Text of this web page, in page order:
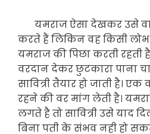
यमराज ऐसा देखकर उसे
करते हैं लिकिन वह किसी
यमराज की पिछा करती रहती
वरदान देकर छुटकारा पाना
सावित्री तैयार हो जाती है।
रहने की वर मांग लेती है।
लगते है तो सावित्री उसे याद
बिना पती के संभव नही हो